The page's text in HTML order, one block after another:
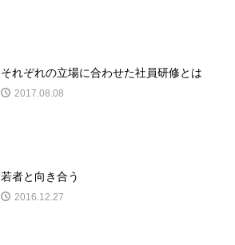
それぞれの立場に合わせた社員研修とは
2017.08.08
若者と向き合う
2016.12.27